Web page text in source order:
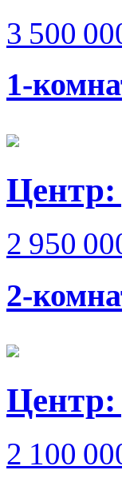
3 500
1-
Центр:
2 950
2-
Центр:
2 100